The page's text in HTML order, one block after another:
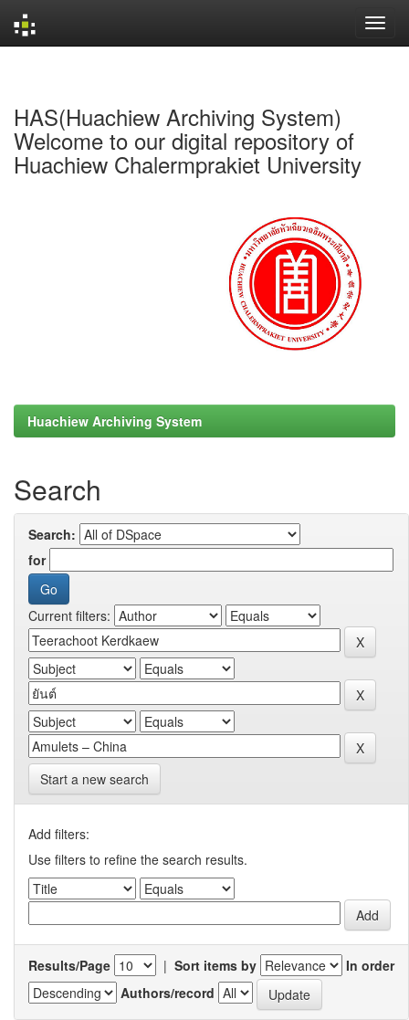
HAS(Huachiew Archiving System)
Welcome to our digital repository of
Huachiew Chalermprakiet University
Huachiew Archiving System
Search
Search:
for
Current filters:
Start a new search
Add filters:
Use filters to refine the search results.
Results/Page | Sort items by
In order
Authors/record